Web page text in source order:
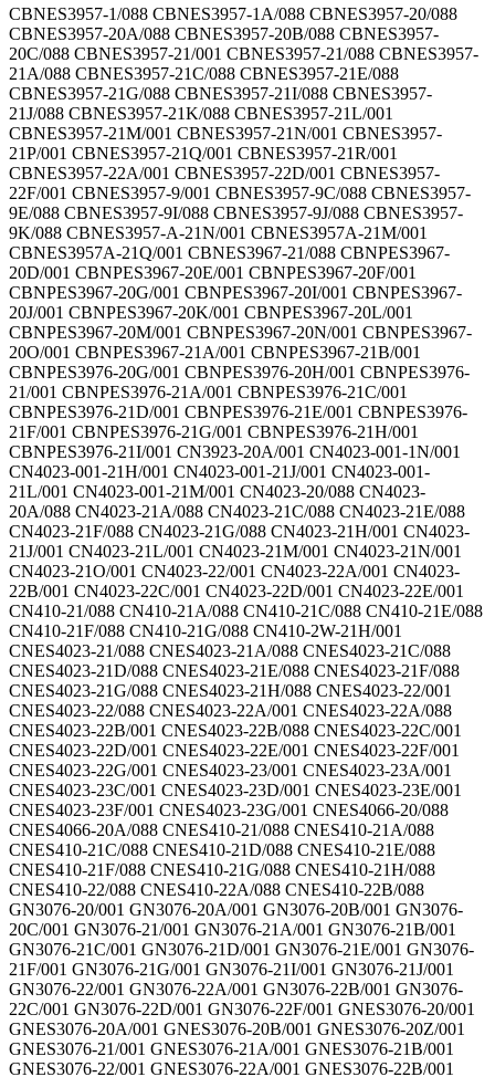
CBNES3957-1/088 CBNES3957-1A/088 CBNES3957-20/088
CBNES3957-20A/088 CBNES3957-20B/088 CBNES3957-
20C/088 CBNES3957-21/001 CBNES3957-21/088 CBNES3957-
21A/088 CBNES3957-21C/088 CBNES3957-21E/088
CBNES3957-21G/088 CBNES3957-21I/088 CBNES3957-
21J/088 CBNES3957-21K/088 CBNES3957-21L/001
CBNES3957-21M/001 CBNES3957-21N/001 CBNES3957-
21P/001 CBNES3957-21Q/001 CBNES3957-21R/001
CBNES3957-22A/001 CBNES3957-22D/001 CBNES3957-
22F/001 CBNES3957-9/001 CBNES3957-9C/088 CBNES3957-
9E/088 CBNES3957-9I/088 CBNES3957-9J/088 CBNES3957-
9K/088 CBNES3957-A-21N/001 CBNES3957A-21M/001
CBNES3957A-21Q/001 CBNES3967-21/088 CBNPES3967-
20D/001 CBNPES3967-20E/001 CBNPES3967-20F/001
CBNPES3967-20G/001 CBNPES3967-20I/001 CBNPES3967-
20J/001 CBNPES3967-20K/001 CBNPES3967-20L/001
CBNPES3967-20M/001 CBNPES3967-20N/001 CBNPES3967-
20O/001 CBNPES3967-21A/001 CBNPES3967-21B/001
CBNPES3976-20G/001 CBNPES3976-20H/001 CBNPES3976-
21/001 CBNPES3976-21A/001 CBNPES3976-21C/001
CBNPES3976-21D/001 CBNPES3976-21E/001 CBNPES3976-
21F/001 CBNPES3976-21G/001 CBNPES3976-21H/001
CBNPES3976-21I/001 CN3923-20A/001 CN4023-001-1N/001
CN4023-001-21H/001 CN4023-001-21J/001 CN4023-001-
21L/001 CN4023-001-21M/001 CN4023-20/088 CN4023-
20A/088 CN4023-21A/088 CN4023-21C/088 CN4023-21E/088
CN4023-21F/088 CN4023-21G/088 CN4023-21H/001 CN4023-
21J/001 CN4023-21L/001 CN4023-21M/001 CN4023-21N/001
CN4023-21O/001 CN4023-22/001 CN4023-22A/001 CN4023-
22B/001 CN4023-22C/001 CN4023-22D/001 CN4023-22E/001
CN410-21/088 CN410-21A/088 CN410-21C/088 CN410-21E/088
CN410-21F/088 CN410-21G/088 CN410-2W-21H/001
CNES4023-21/088 CNES4023-21A/088 CNES4023-21C/088
CNES4023-21D/088 CNES4023-21E/088 CNES4023-21F/088
CNES4023-21G/088 CNES4023-21H/088 CNES4023-22/001
CNES4023-22/088 CNES4023-22A/001 CNES4023-22A/088
CNES4023-22B/001 CNES4023-22B/088 CNES4023-22C/001
CNES4023-22D/001 CNES4023-22E/001 CNES4023-22F/001
CNES4023-22G/001 CNES4023-23/001 CNES4023-23A/001
CNES4023-23C/001 CNES4023-23D/001 CNES4023-23E/001
CNES4023-23F/001 CNES4023-23G/001 CNES4066-20/088
CNES4066-20A/088 CNES410-21/088 CNES410-21A/088
CNES410-21C/088 CNES410-21D/088 CNES410-21E/088
CNES410-21F/088 CNES410-21G/088 CNES410-21H/088
CNES410-22/088 CNES410-22A/088 CNES410-22B/088
GN3076-20/001 GN3076-20A/001 GN3076-20B/001 GN3076-
20C/001 GN3076-21/001 GN3076-21A/001 GN3076-21B/001
GN3076-21C/001 GN3076-21D/001 GN3076-21E/001 GN3076-
21F/001 GN3076-21G/001 GN3076-21I/001 GN3076-21J/001
GN3076-22/001 GN3076-22A/001 GN3076-22B/001 GN3076-
22C/001 GN3076-22D/001 GN3076-22F/001 GNES3076-20/001
GNES3076-20A/001 GNES3076-20B/001 GNES3076-20Z/001
GNES3076-21/001 GNES3076-21A/001 GNES3076-21B/001
GNES3076-22/001 GNES3076-22A/001 GNES3076-22B/001